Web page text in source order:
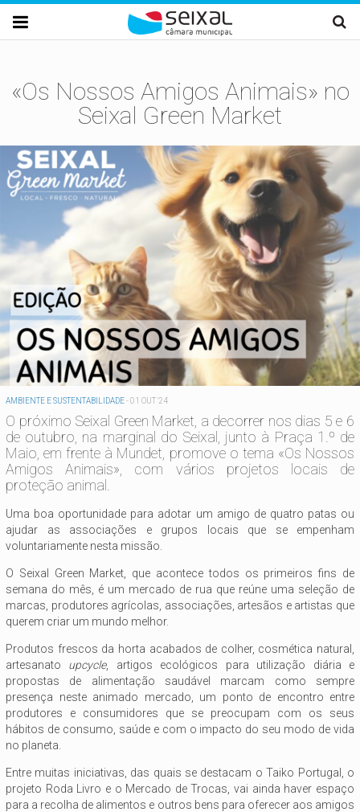
Passar para o conteúdo principal

«Os Nossos Amigos Animais» no
Seixal Green Market
AMBIENTE E SUSTENTABILIDADE-01 OUT '24
O próximo Seixal Green Market, a decorrer nos dias 5 e 6
de outubro, na marginal do Seixal, junto à Praça 1.º de
Maio, em frente à Mundet, promove o tema «Os Nossos
Amigos Animais», com vários projetos locais de
proteção animal.
Uma boa oportunidade para adotar um amigo de quatro patas ou
ajudar as associações e grupos locais que se empenham
voluntariamente nesta missão.
O Seixal Green Market, que acontece todos os primeiros fins de
semana do mês, é um mercado de rua que reúne uma seleção de
marcas, produtores agrícolas, associações, artesãos e artistas que
querem criar um mundo melhor.
Produtos frescos da horta acabados de colher, cosmética natural,
artesanato upcycle, artigos ecológicos para utilização diária e
propostas de alimentação saudável marcam como sempre
presença neste animado mercado, um ponto de encontro entre
produtores e consumidores que se preocupam com os seus
hábitos de consumo, saúde e com o impacto do seu modo de vida
no planeta.
Entre muitas iniciativas, das quais se destacam o Taiko Portugal, o
projeto Roda Livro e o Mercado de Trocas, vai ainda haver espaço
para a recolha de alimentos e outros bens para oferecer aos amigos